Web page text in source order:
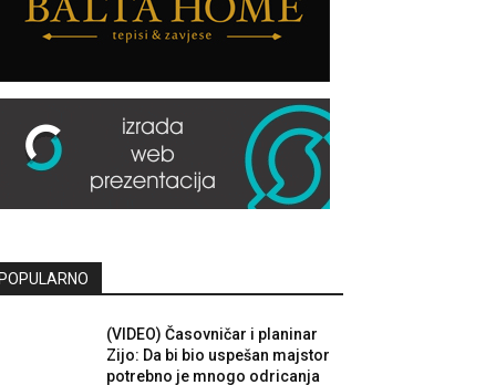
POPULARNO
(VIDEO) Časovničar i planinar
Zijo: Da bi bio uspešan majstor
potrebno je mnogo odricanja